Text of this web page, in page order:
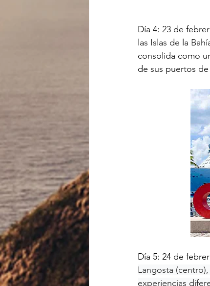
Día 4: 23 de
las Islas de la
consolida como
de sus puertos
Día 5: 24 de
Langosta
experiencias